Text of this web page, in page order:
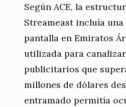
Según ACE, la
Streameast incluía
pantalla en Emiratos
utilizada para
publicitarios que
millones de dólares
entramado permitía